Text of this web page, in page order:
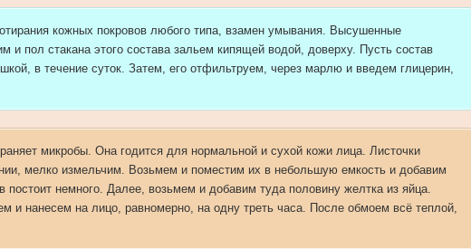
кожных покровов любого типа, взамен умывания. Высушенные
и пол стакана этого состава зальем кипящей водой, доверху. Пусть состав
в течение суток. Затем, его отфильтруем, через марлю и введем глицерин,
микробы. Она годится для нормальной и сухой кожи лица. Листочки
мелко измельчим. Возьмем и поместим их в небольшую емкость и добавим
постоит немного. Далее, возьмем и добавим туда половину желтка из яйца.
и нанесем на лицо, равномерно, на одну треть часа. После обмоем всё теплой,